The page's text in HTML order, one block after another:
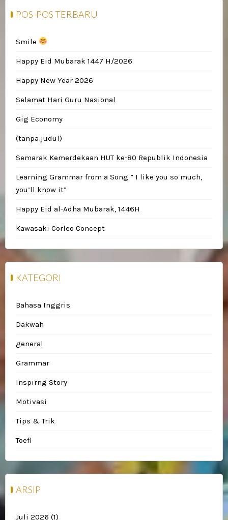
POS-POS TERBARU
Smile
Happy Eid Mubarak 1447 H/2026
Happy New Year 2026
Selamat Hari Guru Nasional
Gig Economy
(tanpa judul)
Semarak Kemerdekaan HUT ke-80 Republik Indonesia
Learning Grammar from a Song ” I like you so much,
you’ll know it”
Happy Eid al-Adha Mubarak, 1446H
Kawasaki Corleo Concept
KATEGORI
Bahasa Inggris
Dakwah
general
Grammar
Inspirng Story
Motivasi
Tips & Trik
Toefl
ARSIP
Juli 2026 (1)